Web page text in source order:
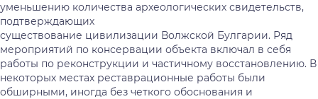
уменьшению количества археологических свидетельств,
подтверждающих
существование цивилизации Волжской Булгарии. Ряд
мероприятий по консервации объекта включал в себя
работы по реконструкции и частичному восстановлению. В
некоторых местах реставрационные работы были
обширными, иногда без четкого обоснования и